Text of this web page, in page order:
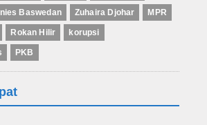
Baswedan Zuhaira Djohar MPR
Rokan Hilir korupsi
PKB